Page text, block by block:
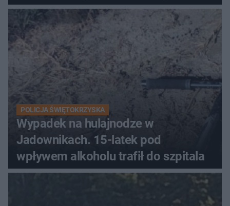
POLICJA ŚWIĘTOKRZYSKA
Wypadek na hulajnodze w
Jadownikach. 15-latek pod
wpływem alkoholu trafił do szpitala